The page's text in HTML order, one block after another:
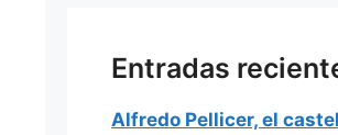
Entradas
Alfredo Pellicer, el